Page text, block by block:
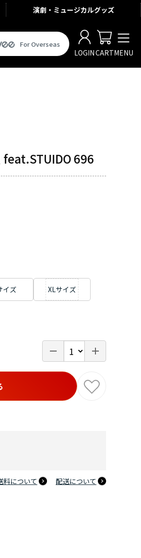
演劇・ミュージカルグッズ
For Overseas
LOGINCARTMENU
feat.STUIDO 696
料について 配送について
イズ XLサイズ